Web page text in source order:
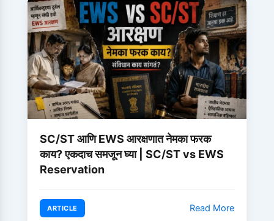
SC/ST आणि EWS आरक्षणात नेमका फरक
काय? एकदाच समजून घ्या | SC/ST vs EWS
Reservation
ARTICLE Read More